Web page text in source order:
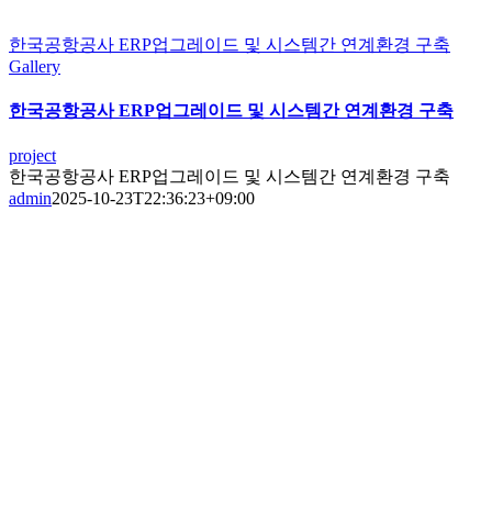
한국공항공사 ERP업그레이드 및 시스템간 연계환경 구축
Gallery
한국공항공사 ERP업그레이드 및 시스템간 연계환경 구축
project
한국공항공사 ERP업그레이드 및 시스템간 연계환경 구축
admin2025-10-23T22:36:23+09:00